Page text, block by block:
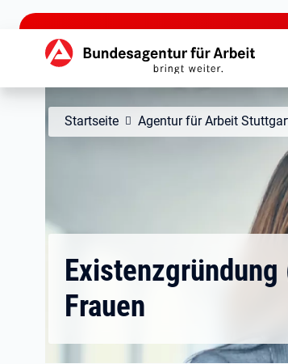
zu den Hauptinhalten springen
Hauptnavigation
Startseite Agentur für Arbeit
Frauen